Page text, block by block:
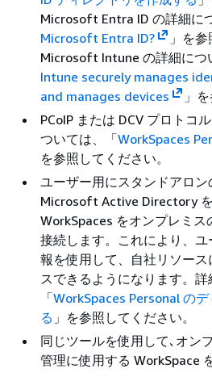
Microsoft Entra ID の詳細に
Microsoft Entra ID?
」を参
Microsoft Intune の詳細につ
Intune securely manages
and manages devices
」
PCoIP または DCV プロトコ
ついては、「WorkSpaces
を参照してください。
ユーザー用にスタンドアロ
Microsoft Active Directory を
WorkSpaces をオンプレミ
接続します。これにより、
報を使用して、自社リソー
スできるようになります。詳
「WorkSpaces Personal の
る 」を参照してください。
同じツールを使用して､オン
管理に使用する WorkSpace